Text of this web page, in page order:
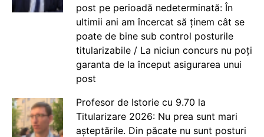
post pe perioadă nedeterminată: În
ultimii ani am încercat să ținem cât se
poate de bine sub control posturile
titularizabile / La niciun concurs nu poți
garanta de la început asigurarea unui
post
Profesor de Istorie cu 9.70 la
Titularizare 2026: Nu prea sunt mari
așteptările. Din păcate nu sunt posturi